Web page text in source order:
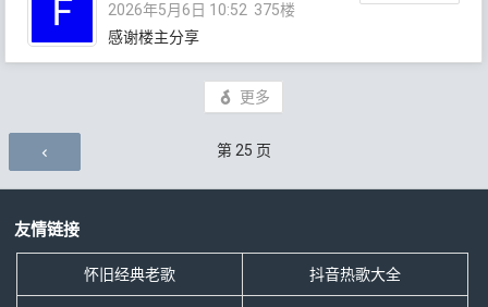
2026年5月6日 10:52 375楼
感谢楼主分享
更多
评论导航 第25 页
友情链接
怀旧经典老歌 抖音热歌大全